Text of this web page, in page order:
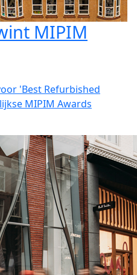
MIPIM
'Best Refurbished
MIPIM Awards